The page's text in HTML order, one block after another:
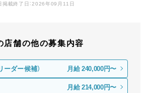
掲載終了日：2026年09月11日
店舗の他の募集内容
ーダー候補） 月給 240,000円〜
月給 214,000円〜